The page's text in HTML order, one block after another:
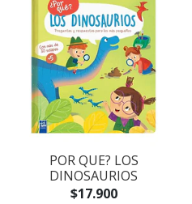
POR QUE? LOS
DINOSAURIOS
$17.900